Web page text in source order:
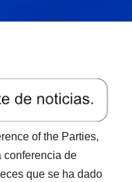
of the Parties,
conferencia de
que se ha dado